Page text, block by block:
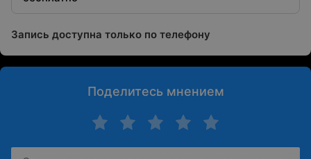
Запись доступна только по телефону
Поделитесь мнением